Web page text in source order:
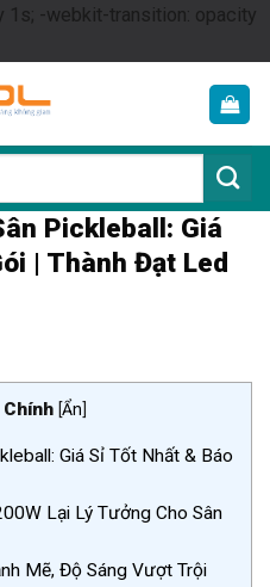
1s; -webkit-transition: opacity
Pickleball: Giá
| Thành Đạt Led
Chính [Ẩn]
Giá Sỉ Tốt Nhất & Báo
Lại Lý Tưởng Cho Sân
Mẽ, Độ Sáng Vượt Trội